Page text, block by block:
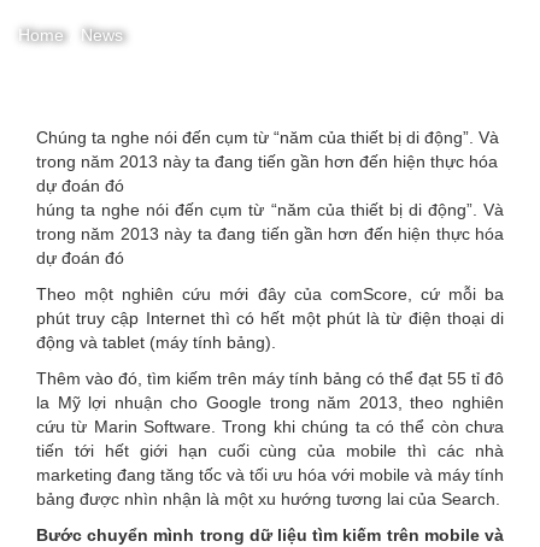
Home News
You
are
here
Chúng ta nghe nói đến cụm từ “năm của thiết bị di động”. Và
trong năm 2013 này ta đang tiến gần hơn đến hiện thực hóa
dự đoán đó
húng ta nghe nói đến cụm từ “năm của thiết bị di động”. Và
trong năm 2013 này ta đang tiến gần hơn đến hiện thực hóa
dự đoán đó
Theo một nghiên cứu mới đây của comScore, cứ mỗi ba
phút truy cập Internet thì có hết một phút là từ điện thoại di
động và tablet (máy tính bảng).
Thêm vào đó, tìm kiếm trên máy tính bảng có thể đạt 55 tỉ đô
la Mỹ lợi nhuận cho Google trong năm 2013, theo nghiên
cứu từ Marin Software. Trong khi chúng ta có thể còn chưa
tiến tới hết giới hạn cuối cùng của mobile thì các nhà
marketing đang tăng tốc và tối ưu hóa với mobile và máy tính
bảng được nhìn nhận là một xu hướng tương lai của Search.
Bước chuyển mình trong dữ liệu tìm kiếm trên mobile và